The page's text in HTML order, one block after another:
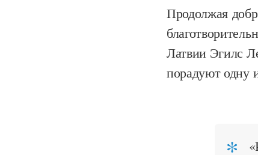
Продолжая
Латвии Эгилс
порадуют одну